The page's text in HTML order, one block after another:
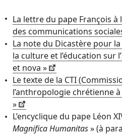
La lettre du pape François à
des communications
La note du Dicastère pour
la culture et l’éducation sur
et nova »
Le texte de la CTI
l’anthropologie chrétienne à
»
L’encyclique du pape Léon
Magnifica Humanitas» (à